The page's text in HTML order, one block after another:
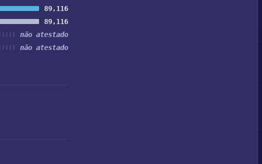
89,116
89,116
não atestado
não atestado